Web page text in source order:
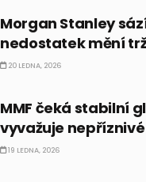
Morgan Stanley
nedostatek mění
20 LEDNA, 2026
MMF čeká stabilní
vyvažuje
19 LEDNA, 2026